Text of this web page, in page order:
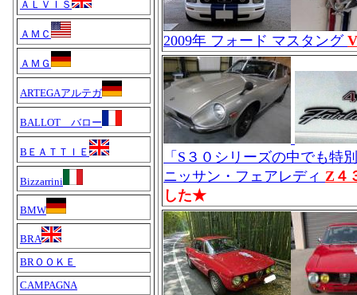
ＡＬＶＩＳ
ＡＭＣ
ＡＭＧ
ARTEGAアルテガ
BALLOT バロー
BＥＡＴＴＩＥ
Bizzarrini
BMW
BRA
BRＯＯＫＥ
CAMPAGNA
2009年 フォード マスタング
「S３０シリーズの中でも特
ニッサン・フェアレディ Z４
した★